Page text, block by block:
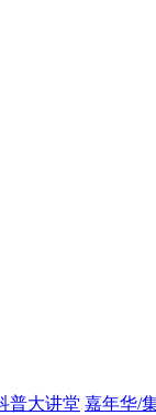
普大讲堂 嘉年华/